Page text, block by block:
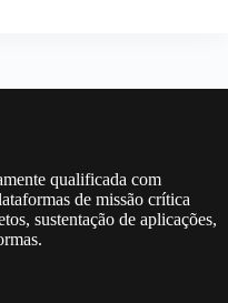
qualificada com
de missão crítica
sustentação de aplicações,